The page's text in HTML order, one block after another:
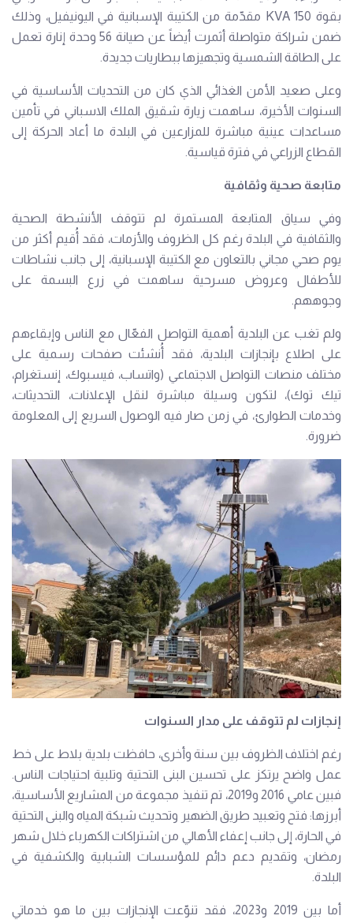
بقوة 150 KVA مقدّمة من الكتيبة الإسبانية في اليونيفيل، وذلك
ضمن شراكة متواصلة أثمرت أيضاً عن صيانة 56 وحدة إنارة تعمل
على الطاقة الشمسية وتجهيزها ببطاريات جديدة.
وعلى صعيد الأمن الغذائي الذي كان من التحديات الأساسية في
السنوات الأخيرة، ساهمت زيارة شقيق الملك الاسباني في تأمين
مساعدات عينية مباشرة للمزارعين في البلدة ما أعاد الحركة إلى
القطاع الزراعي في فترة قياسية.
متابعة صحية وثقافية
وفي سياق المتابعة المستمرة لم تتوقف الأنشطة الصحية
والثقافية في البلدة رغم كل الظروف والأزمات، فقد أُقيم أكثر من
يوم صحي مجاني بالتعاون مع الكتيبة الإسبانية، إلى جانب نشاطات
للأطفال وعروض مسرحية ساهمت في زرع البسمة على
وجوههم.
ولم تغب عن البلدية أهمية التواصل الفعّال مع الناس وإبقاءهم
على اطلاع بإنجازات البلدية، فقد أُنشئت صفحات رسمية على
مختلف منصات التواصل الاجتماعي (واتساب، فيسبوك، إنستغرام،
تيك توك)، لتكون وسيلة مباشرة لنقل الإعلانات، التحديثات،
وخدمات الطوارئ، في زمن صار فيه الوصول السريع إلى المعلومة
ضرورة.
إنجازات لم تتوقف على مدار السنوات
رغم اختلاف الظروف بين سنة وأخرى، حافظت بلدية بلاط على خط
عمل واضح يرتكز على تحسين البنى التحتية وتلبية احتياجات الناس.
فبين عامي 2016 و2019، تم تنفيذ مجموعة من المشاريع الأساسية،
أبرزها: فتح وتعبيد طريق الضهير وتحديث شبكة المياه والبنى التحتية
في الحارة، إلى جانب إعفاء الأهالي من اشتراكات الكهرباء خلال شهر
رمضان، وتقديم دعم دائم للمؤسسات الشبابية والكشفية في
البلدة.
أما بين 2019 و2023، فقد تنوّعت الإنجازات بين ما هو خدماتي